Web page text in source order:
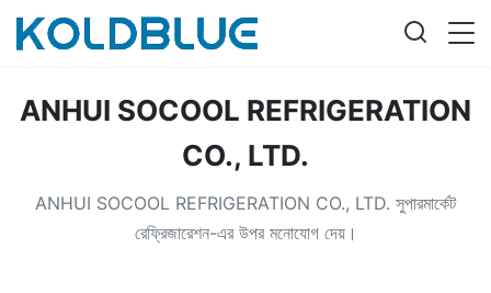
ANHUI SOCOOL REFRIGERATION
CO., LTD.
ANHUI SOCOOL REFRIGERATION CO., LTD. সুপারমার্কেট
রেফ্রিজারেশন-এর উপর মনোযোগ দেয়।